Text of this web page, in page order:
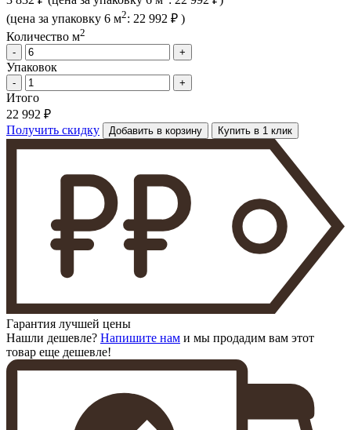
(цена за упаковку 6 м2: 22 992 ₽ )
Количество м2
-
+
Упаковок
- +
Итого
22 992 ₽
Получить скидку
Добавить в корзину Купить в 1 клик
Гарантия лучшей цены
Нашли дешевле? Напишите нам и мы продадим вам этот
товар еще дешевле!